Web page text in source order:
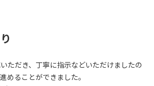
ただき、丁寧に指示などいただけましたの
めることができました。